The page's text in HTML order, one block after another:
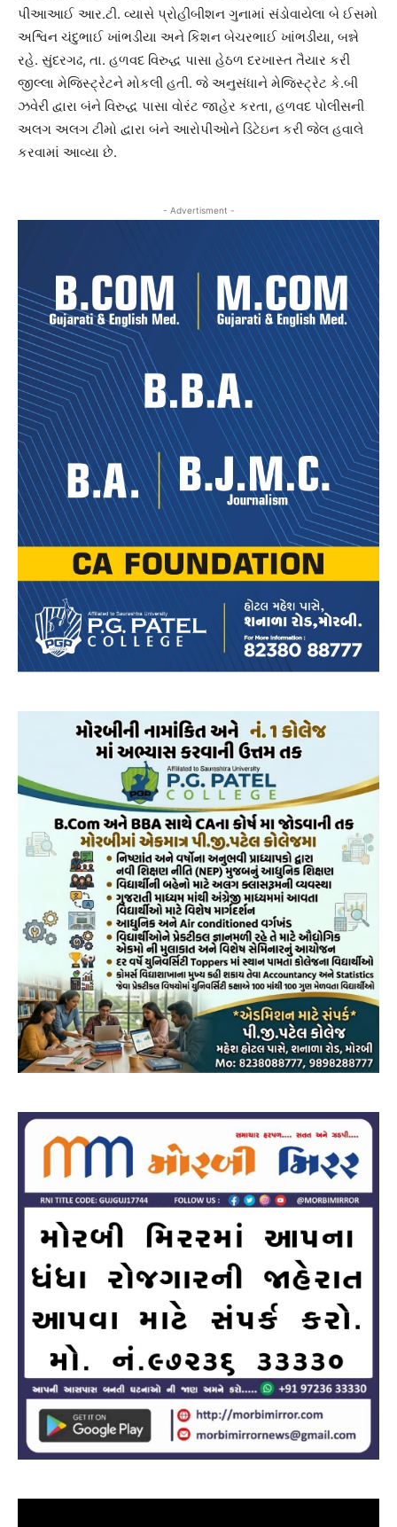
પીઆઆઈ આર.ટી. વ્યાસે પ્રોહીબીશન ગુનામાં સંડોવાયેલા બે ઈસમો
અશ્વિન ચંદુભાઈ ખાંભડીયા અને કિશન બેચરભાઈ ખાંભડીયા, બન્ને
રહે. સુંદરગઢ, તા. હળવદ વિરુદ્ધ પાસા હેઠળ દરખાસ્ત તૈયાર કરી
જીલ્લા મેજિસ્ટ્રેટને મોકલી હતી. જે અનુસંધાને મેજિસ્ટ્રેટ કે.બી
ઝવેરી દ્વારા બંને વિરુદ્ધ પાસા વોરંટ જાહેર કરતા, હળવદ પોલીસની
અલગ અલગ ટીમો દ્વારા બંને આરોપીઓને ડિટેઇન કરી જેલ હવાલે
કરવામાં આવ્યા છે.
- Advertisment -